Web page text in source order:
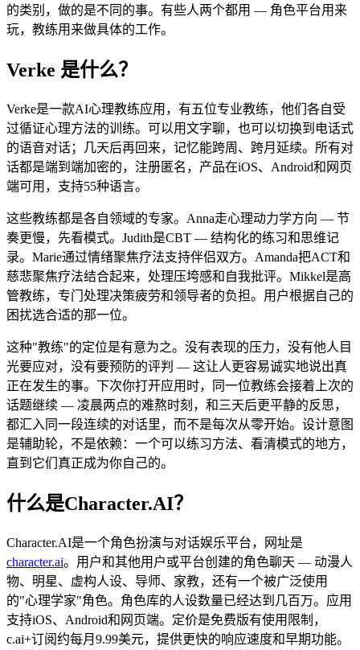
的类别，做的是不同的事。有些人两个都用 — 角色平台用来
玩，教练用来做具体的工作。
Verke 是什么？
Verke是一款AI心理教练应用，有五位专业教练，他们各自受
过循证心理方法的训练。可以用文字聊，也可以切换到电话式
的语音对话；几天后再回来，记忆能跨周、跨月延续。所有对
话都是端到端加密的，注册匿名，产品在iOS、Android和网页
端可用，支持55种语言。
这些教练都是各自领域的专家。Anna走心理动力学方向 — 节
奏更慢，先看模式。Judith是CBT — 结构化的练习和思维记
录。Marie通过情绪聚焦疗法支持伴侣双方。Amanda把ACT和
慈悲聚焦疗法结合起来，处理压垮感和自我批评。Mikkel是高
管教练，专门处理决策疲劳和领导者的负担。用户根据自己的
困扰选合适的那一位。
这种"教练"的定位是有意为之。没有表现的压力，没有他人目
光要应对，没有要预防的评判 — 这让人更容易诚实地说出真
正在发生的事。下次你打开应用时，同一位教练会接着上次的
话题继续 — 凌晨两点的难熬时刻，和三天后更平静的反思，
都汇入同一段连续的对话里，而不是每次从零开始。设计意图
是辅助轮，不是依赖：一个可以练习方法、看清模式的地方，
直到它们真正成为你自己的。
什么是Character.AI？
Character.AI是一个角色扮演与对话娱乐平台，网址是
character.ai。用户和其他用户或平台创建的角色聊天 — 动漫人
物、明星、虚构人设、导师、家教，还有一个被广泛使用
的"心理学家"角色。角色库的人设数量已经达到几百万。应用
支持iOS、Android和网页端。定价是免费版有使用限制，
c.ai+订阅约每月9.99美元，提供更快的响应速度和早期功能。